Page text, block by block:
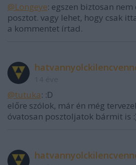
@Longeye: egszen biztosan
posztot. vagy lehet, hogy csak
a kommentet írtad.
@tutuka: :D
előre szólok, már én még
óvatosan posztoljatok bármit is